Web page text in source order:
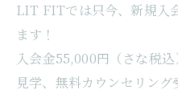
LIT FITでは只今、新規入
ます！
入会金55,000円（さな税
見学、無料カウンセリング